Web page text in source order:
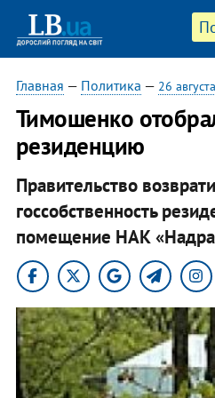
Главная — Политика — 26
Тимошенко
резиденцию
Правительство
госсобственность
помещение НАК